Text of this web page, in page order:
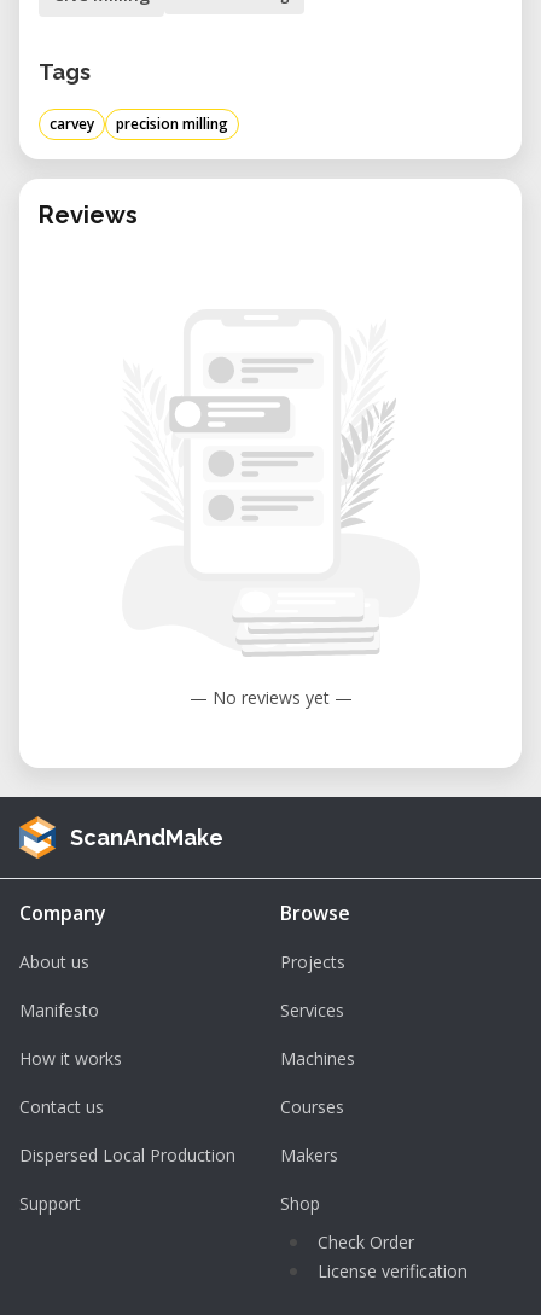
Tags
carvey precision milling
Reviews
— No reviews yet —
ScanAndMake
Company
About us
Manifesto
How it works
Contact us
Dispersed Local Production
Support
Browse
Projects
Services
Machines
Courses
Makers
Shop
Check Order
License verification